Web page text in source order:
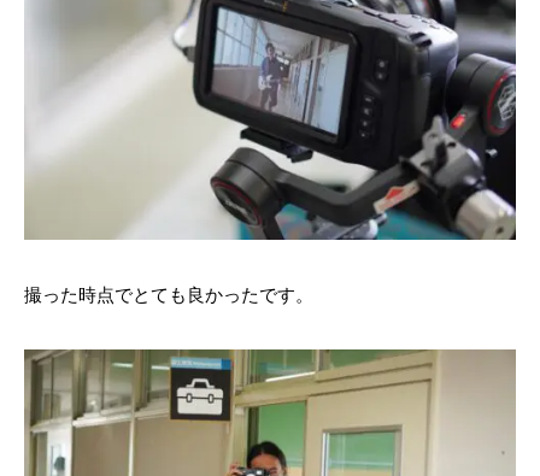
撮った時点でとても良かったです。